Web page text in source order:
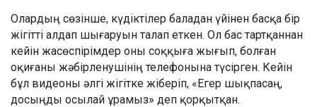
Олардың сөзінше, күдіктілер баладан үйінен басқа бір
жігітті алдап шығаруын талап еткен. Ол бас тартқаннан
кейін жасөспірімдер оны соққыға жығып, болған
оқиғаны жәбірленушінің телефонына түсірген. Кейін
бұл видеоны әлгі жігітке жіберіп, «Егер шықпасаң,
досыңды осылай ұрамыз» деп қорқытқан.